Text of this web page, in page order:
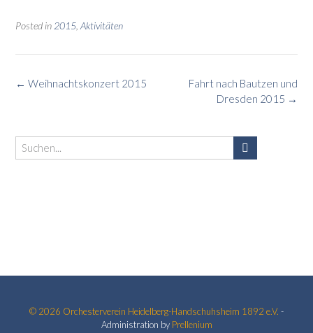
Posted in 2015 Aktivitäten
Post
Fahrt nach Bautzen und
Dresden 2015 →
← Weihnachtskonzert 2015
© 2026 Orchesterverein Heidelberg-Handschuhsheim 1892 e.V. -
Administration by Prellenium